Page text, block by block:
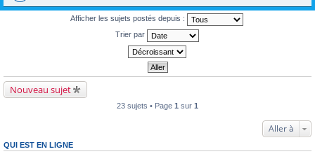
Afficher les sujets postés depuis :
Trier par
Nouveau sujet
23 sujets • Page 1 sur 1
Aller à
QUI EST EN LIGNE